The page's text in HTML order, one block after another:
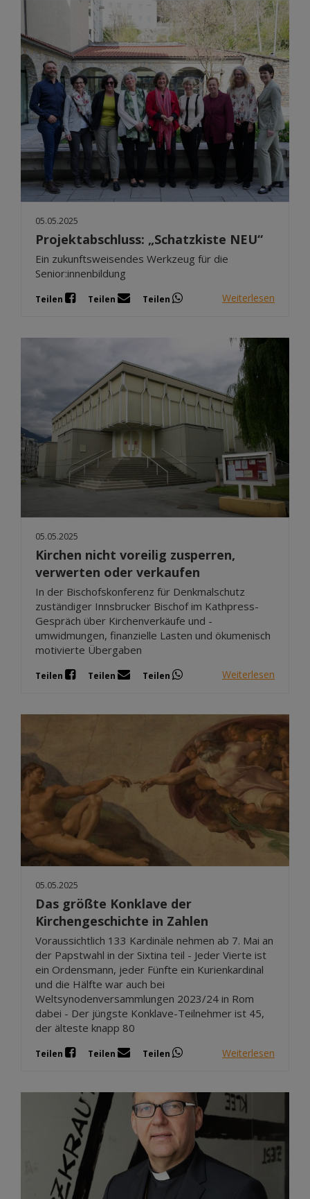
05.05.2025
Projektabschluss: „Schatzkiste NEU“
Ein zukunftsweisendes Werkzeug für die
Senior:innenbildung
Teilen Teilen Teilen Weiterlesen
05.05.2025
Kirchen nicht voreilig zusperren,
verwerten oder verkaufen
In der Bischofskonferenz für Denkmalschutz
zuständiger Innsbrucker Bischof im Kathpress-
Gespräch über Kirchenverkäufe und -
umwidmungen, finanzielle Lasten und ökumenisch
motivierte Übergaben
Teilen Teilen Teilen Weiterlesen
05.05.2025
Das größte Konklave der
Kirchengeschichte in Zahlen
Voraussichtlich 133 Kardinäle nehmen ab 7. Mai an
der Papstwahl in der Sixtina teil - Jeder Vierte ist
ein Ordensmann, jeder Fünfte ein Kurienkardinal
und die Hälfte war auch bei
Weltsynodenversammlungen 2023/24 in Rom
dabei - Der jüngste Konklave-Teilnehmer ist 45,
der älteste knapp 80
Teilen Teilen Teilen Weiterlesen